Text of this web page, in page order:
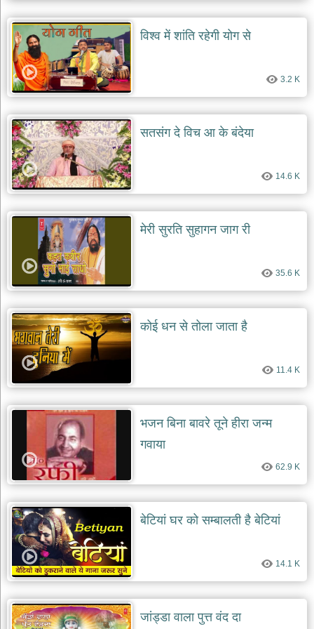
भजन
bawa
lal
dayal
bhajans
शनि
देव
भजन
shani
dev
bhajans
आज
का
भजन
bhajan
of
भजन
जोड़ें
add
विश्व में शांति रहेगी योग से
3.2 K
सतसंग दे विच आ के बंदेया
14.6 K
मेरी सुरति सुहागन जाग री
35.6 K
कोई धन से तोला जाता है
11.4 K
भजन बिना बावरे तूने हीरा जन्म
गवाया
62.9 K
बेटियां घर को सम्बालती है बेटियां
14.1 K
जांड्डा वाला पुत्त वंद दा